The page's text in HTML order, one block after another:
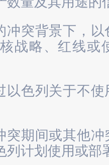
数量及其用途的
冲突背景下，
战略、红线或
以色列关于不
突期间或其他
列计划使用或部